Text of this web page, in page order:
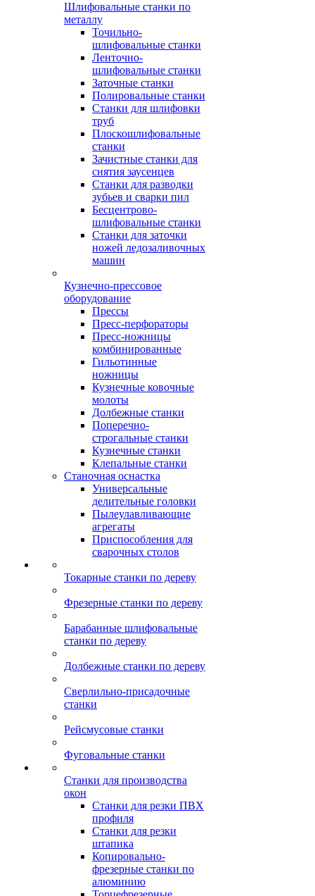
Шлифовальные станки по
металлу
Точильно-
шлифовальные станки
Ленточно-
шлифовальные станки
Заточные станки
Полировальные станки
Станки для шлифовки
труб
Плоскошлифовальные
станки
Зачистные станки для
снятия заусенцев
Станки для разводки
зубьев и сварки пил
Бесцентрово-
шлифовальные станки
Станки для заточки
ножей ледозаливочных
машин
Кузнечно-прессовое
оборудование
Прессы
Пресс-перфораторы
Пресс-ножницы
комбинированные
Гильотинные
ножницы
Кузнечные ковочные
молоты
Долбежные станки
Поперечно-
строгальные станки
Кузнечные станки
Клепальные станки
Станочная оснастка
Универсальные
делительные головки
Пылеулавливающие
агрегаты
Приспособления для
сварочных столов
Токарные станки по дереву
Фрезерные станки по дереву
Барабанные шлифовальные
станки по дереву
Долбежные станки по дереву
Сверлильно-присадочные
станки
Рейсмусовые станки
Фуговальные станки
Станки для производства
окон
Станки для резки ПВХ
профиля
Станки для резки
штапика
Копировально-
фрезерные станки по
алюминию